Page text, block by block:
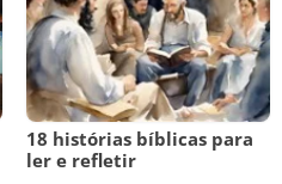
18 histórias bíblicas para
ler e refletir